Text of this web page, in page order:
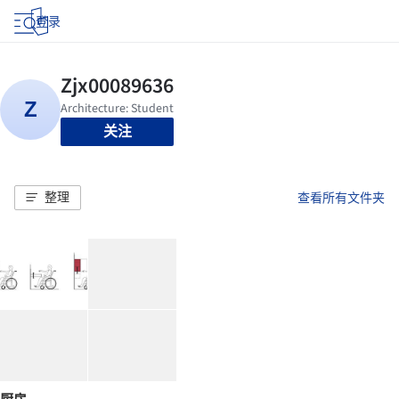
登录
关注
整理 查看所有文件夹